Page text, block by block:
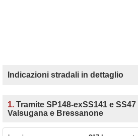
Indicazioni stradali in dettaglio
1. Tramite SP148-exSS141 e
Valsugana e Bressanone